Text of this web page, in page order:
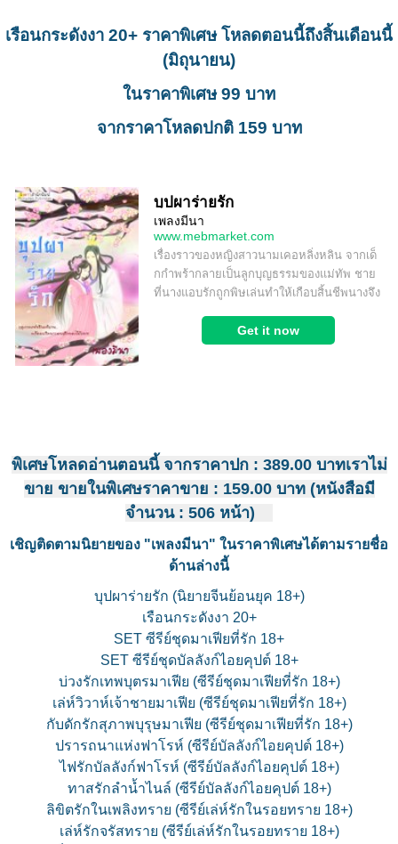
เรือนกระดังงา 20+ ราคาพิเศษ โหลดตอนนี้ถึงสิ้นเดือนนี้
(มิถุนายน)
ในราคาพิเศษ 99 บาท
จากราคาโหลดปกติ 159 บาท
พิเศษโหลดอ่านตอนนี้ จากราคาปก : 389.00 บาทเราไม่
ขาย ขายในพิเศษราคาขาย : 159.00 บาท (หนังสือมี
จำนวน : 506 หน้า)
เชิญติดตามนิยายของ "เพลงมีนา" ในราคาพิเศษได้ตามรายชื่อ
ด้านล่างนี้
บุปผาร่ายรัก (นิยายจีนย้อนยุค 18+)
เรือนกระดังงา 20+
SET ซีรีย์ชุดมาเฟียที่รัก 18+
SET ซีรีย์ชุดบัลลังก์ไอยคุปต์ 18+
บ่วงรักเทพบุตรมาเฟีย (ซีรีย์ชุดมาเฟียที่รัก 18+)
เล่ห์วิวาห์เจ้าชายมาเฟีย (ซีรีย์ชุดมาเฟียที่รัก 18+)
กับดักรักสุภาพบุรุษมาเฟีย (ซีรีย์ชุดมาเฟียที่รัก 18+)
ปรารถนาแห่งฟาโรห์ (ซีรีย์บัลลังก์ไอยคุปต์ 18+)
ไฟรักบัลลังก์ฟาโรห์ (ซีรีย์บัลลังก์ไอยคุปต์ 18+)
ทาสรักลำน้ำไนล์ (ซีรีย์บัลลังก์ไอยคุปต์ 18+)
ลิขิตรักในเพลิงทราย (ซีรีย์เล่ห์รักในรอยทราย 18+)
เล่ห์รักจรัสทราย (ซีรีย์เล่ห์รักในรอยทราย 18+)